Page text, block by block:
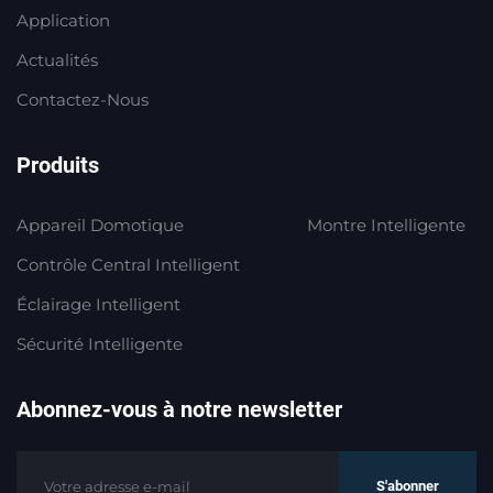
Application
Actualités
Contactez-Nous
Produits
Appareil Domotique
Contrôle Central Intelligent
Éclairage Intelligent
Sécurité Intelligente
Montre Intelligente
Abonnez-vous à notre newsletter
S'abonner